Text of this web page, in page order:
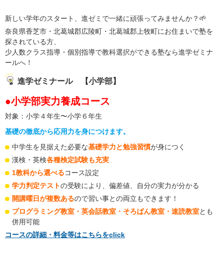
新しい学年のスタート、進ゼミで一緒に頑張ってみませんか？🌱
奈良県香芝市・北葛城郡広陵町・北葛城郡上牧町にお住まいで塾を
探されている方、
少人数クラス指導・個別指導で教科選択ができる塾なら進学ゼミナ
ールへ！
進学ゼミナール 【小学部】
●小学部実力養成コース
対象：小学４年生〜小学６年生
基礎の徹底から応用力を身につけます。
中学生を見据えた必要な基礎学力と勉強習慣が身につく
漢検・英検各種検定試験も充実
1教科から選べるコース設定
学力判定テストの受験により、偏差値、自分の実力が分かる
開講曜日が複数あるので習い事との両立もできます！
プログラミング教室・英会話教室・そろばん教室・速読教室とも
併用可能
コースの詳細・料金等はこちらをclick